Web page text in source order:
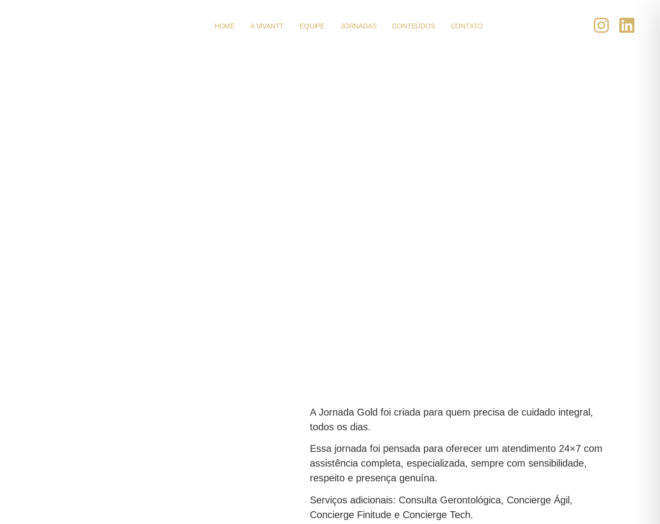
HOME A VIVANTT EQUIPE JORNADAS CONTEÚDOS CONTATO
A Jornada Gold foi criada para quem precisa de cuidado integral,
todos os dias.
Essa jornada foi pensada para oferecer um atendimento 24×7 com
assistência completa, especializada, sempre com sensibilidade,
respeito e presença genuína.
Serviços adicionais: Consulta Gerontológica, Concierge Ágil,
Concierge Finitude e Concierge Tech.